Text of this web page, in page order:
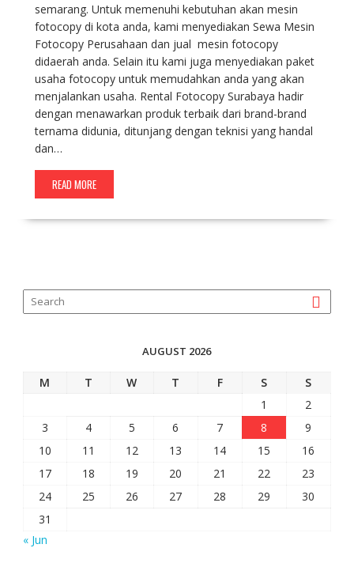
semarang. Untuk memenuhi kebutuhan akan mesin
fotocopy di kota anda, kami menyediakan Sewa Mesin
Fotocopy Perusahaan dan jual mesin fotocopy
didaerah anda. Selain itu kami juga menyediakan paket
usaha fotocopy untuk memudahkan anda yang akan
menjalankan usaha. Rental Fotocopy Surabaya hadir
dengan menawarkan produk terbaik dari brand-brand
ternama didunia, ditunjang dengan teknisi yang handal
dan…
READ MORE
AUGUST 2026
M T W T F S
S
1
2
3
4 5 6 7 8
9
10
11 12 13 14 15
16
17
18 19 20 21 22
23
24
25 26 27 28 29
30
31
« Jun